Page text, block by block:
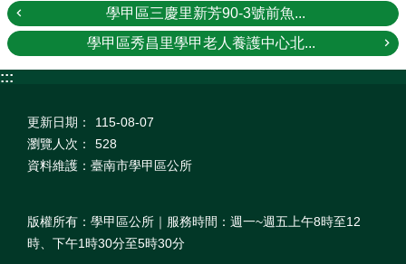
學甲區三慶里新芳90-3號前魚...
學甲區秀昌里學甲老人養護中心北...
:::
更新日期：
115-08-07
瀏覽人次：
528
資料維護：臺南市學甲區公所
版權所有：學甲區公所｜服務時間：週一~週五上午8時至12
時、下午1時30分至5時30分